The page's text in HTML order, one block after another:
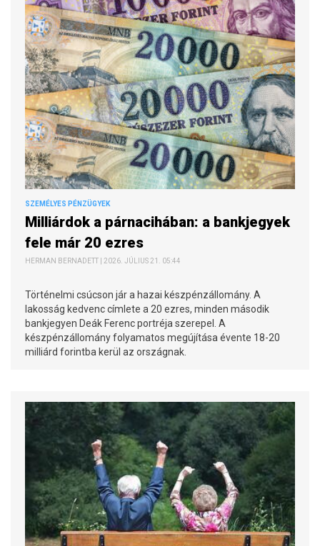
SZEMÉLYES PÉNZÜGYEK
Milliárdok a párnacihában: a bankjegyek
fele már 20 ezres
HERMAN BERNADETT | 2026. JÚLIUS 21. 05:44
Történelmi csúcson jár a hazai készpénzállomány. A
lakosság kedvenc címlete a 20 ezres, minden második
bankjegyen Deák Ferenc portréja szerepel. A
készpénzállomány folyamatos megújítása évente 18-20
milliárd forintba kerül az országnak.